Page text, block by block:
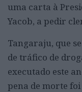
uma carta à
Yacob, a pedir
Tangaraju, que
de tráfico de
executado este
pena de morte